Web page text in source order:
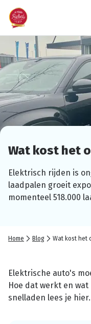
Wat kost het
Elektrisch rijden is
laadpalen groeit
momenteel 518.000
Home Blog
Elektrische auto's
Hoe dat werkt en
snelladen lees je hier.